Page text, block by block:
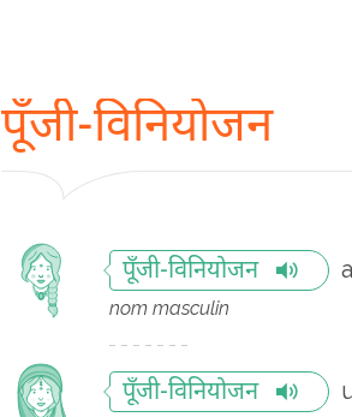
पूँजी-विनियोजन
पूँजी-विनियोजन
nom masculin
पूँजी-विनियोजन